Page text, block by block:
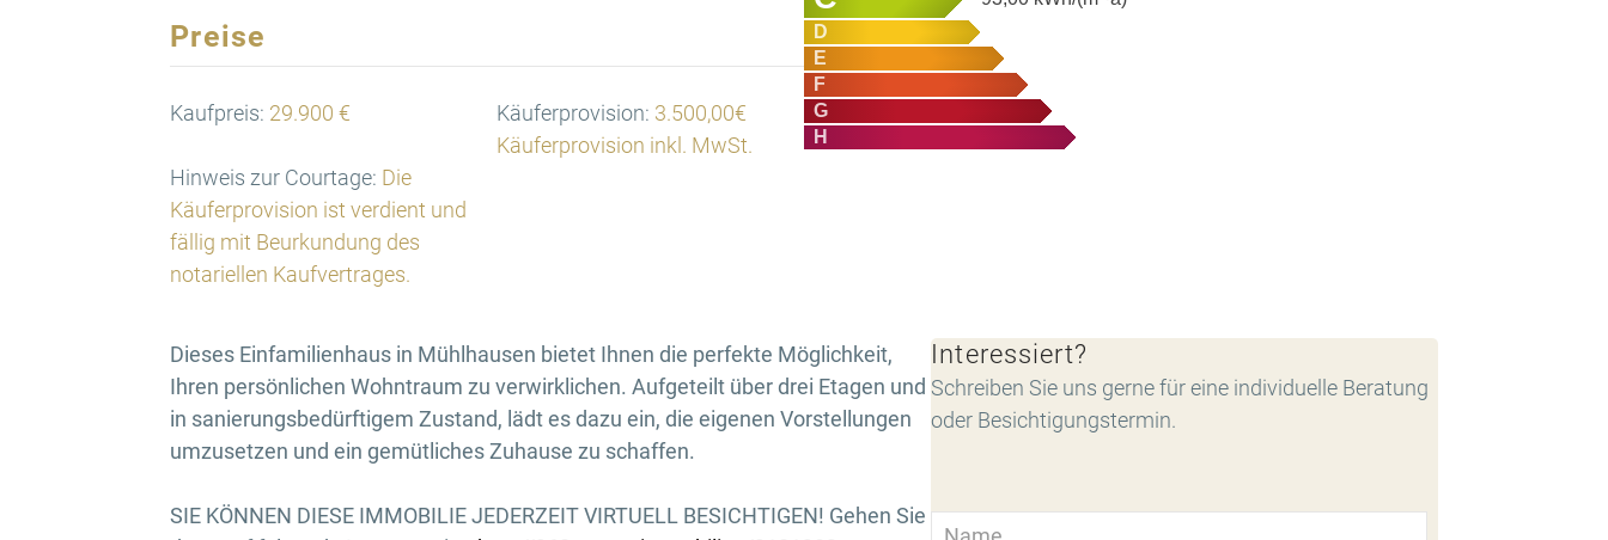
Preise
Kaufpreis: 29.900 € Käuferprovision: 3.500,00€
Käuferprovision inkl. MwSt.
Hinweis zur Courtage: Die
Käuferprovision ist verdient und
fällig mit Beurkundung des
notariellen Kaufvertrages.
D
E
F
G
H
Dieses Einfamilienhaus in Mühlhausen bietet Ihnen die perfekte Möglichkeit,
Ihren persönlichen Wohntraum zu verwirklichen. Aufgeteilt über drei Etagen und
in sanierungsbedürftigem Zustand, lädt es dazu ein, die eigenen Vorstellungen
umzusetzen und ein gemütliches Zuhause zu schaffen.
SIE KÖNNEN DIESE IMMOBILIE JEDERZEIT VIRTUELL BESICHTIGEN! Gehen Sie
Interessiert?
Schreiben Sie uns gerne für eine individuelle Beratung
oder Besichtigungstermin.